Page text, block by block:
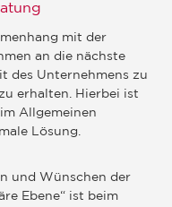
mit der
an die nächste
des Unternehmens zu
erhalten. Hierbei ist
Allgemeinen
Lösung.
und Wünschen der
Ebene“ ist beim